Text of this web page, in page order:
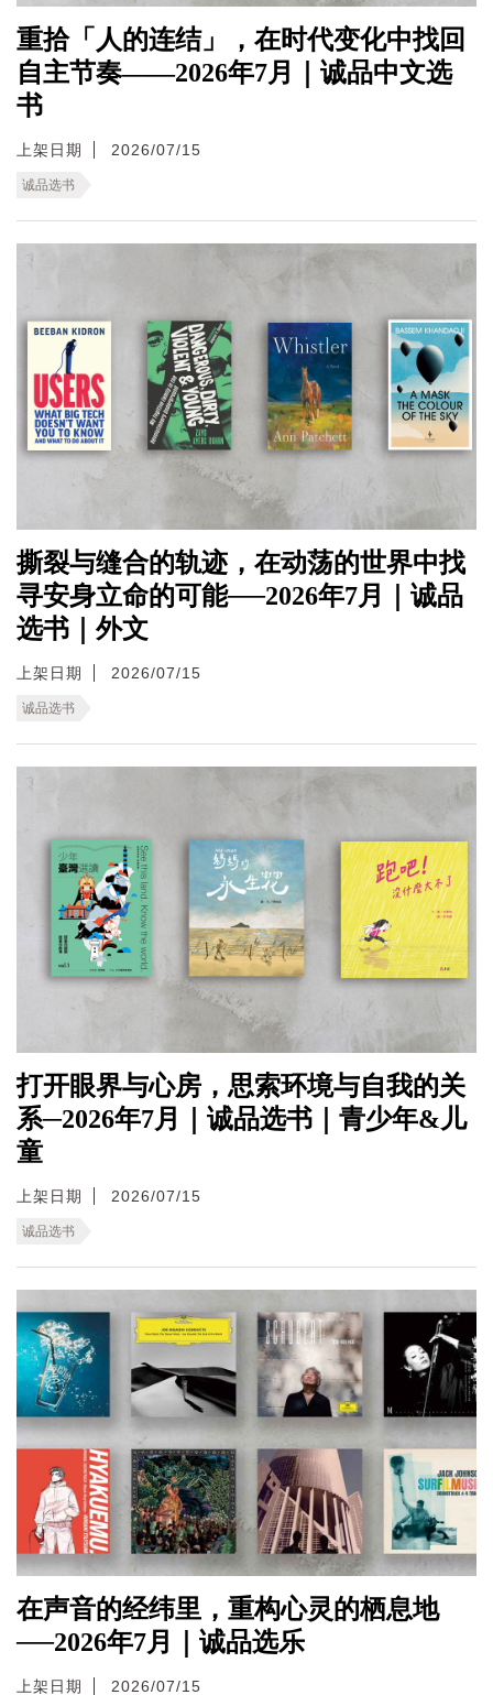
重拾「人的连结」，在时代变化中找回
自主节奏——2026年7月｜诚品中文选
书
上架日期 2026/07/15
诚品选书
撕裂与缝合的轨迹，在动荡的世界中找
寻安身立命的可能──2026年7月｜诚品
选书｜外文
上架日期 2026/07/15
诚品选书
打开眼界与心房，思索环境与自我的关
系─2026年7月｜诚品选书｜青少年&儿
童
上架日期 2026/07/15
诚品选书
在声音的经纬里，重构心灵的栖息地
──2026年7月｜诚品选乐
上架日期 2026/07/15